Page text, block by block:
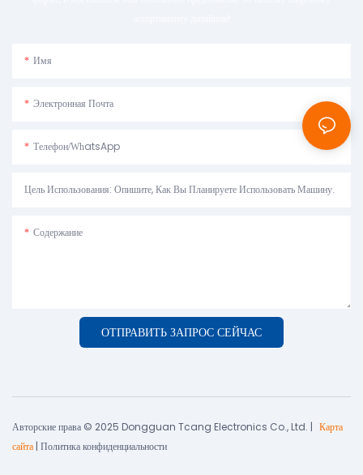
Имя
Электронная Почта
Телефон/WhatsApp
Цель Использования: Опишите, Как Вы Планируете Использовать Машину.
Содержание
ОТПРАВИТЬ ЗАПРОС СЕЙЧАС
Авторские права © 2025 Dongguan Tcang Electronics Co., Ltd. | Карта
сайта | Политика конфиденциальности